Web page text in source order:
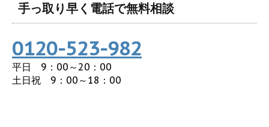
手っ取り早く電話で無料相談
0120-523-982
平日 9：00～20：00
土日祝 9：00～18：00